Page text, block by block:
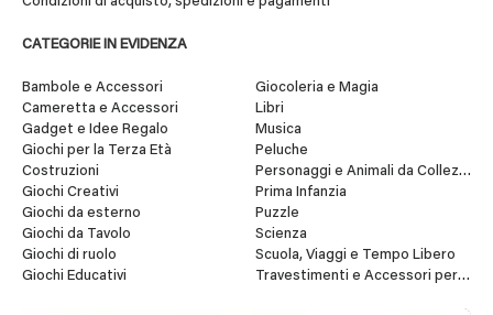
CATEGORIE IN EVIDENZA
Bambole e Accessori
Cameretta e Accessori
Gadget e Idee Regalo
Giochi per la Terza Età
Costruzioni
Giochi Creativi
Giochi da esterno
Giochi da Tavolo
Giochi di ruolo
Giochi Educativi
Giocoleria e Magia
Libri
Musica
Peluche
Personaggi e Animali da Collezione
Prima Infanzia
Puzzle
Scienza
Scuola, Viaggi e Tempo Libero
Travestimenti e Accessori per